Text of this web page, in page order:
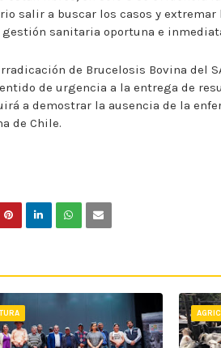
salir a buscar los casos y
sanitaria oportuna e
de Brucelosis Bovina del
de urgencia a la entrega de
a demostrar la ausencia de la
de Chile.